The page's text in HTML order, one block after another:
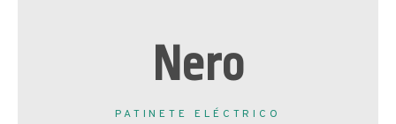
Nero
PATINETE ELÉCTRICO